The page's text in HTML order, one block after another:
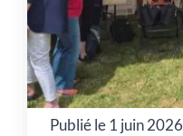
Publié le 1 juin 2026